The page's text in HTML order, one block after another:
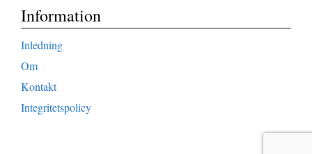
Information
Inledning
Om
Kontakt
Integritetspolicy